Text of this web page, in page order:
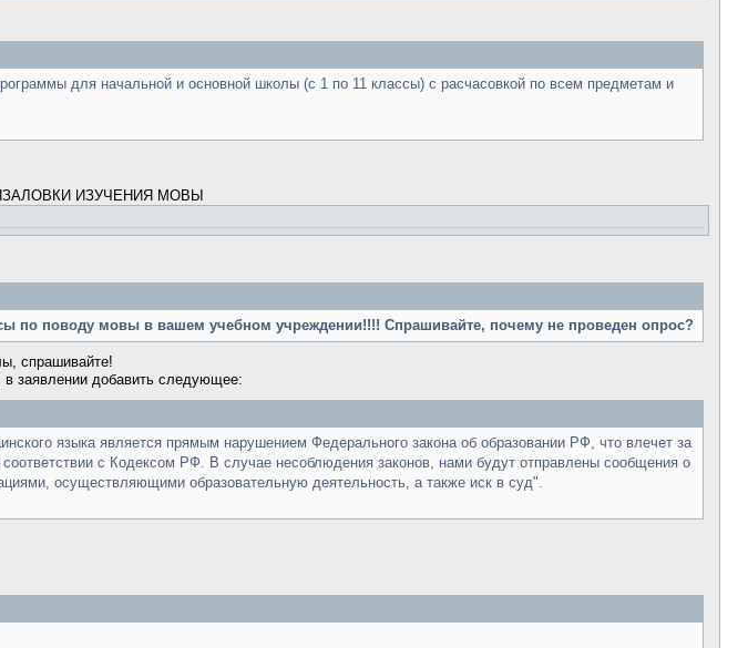
для начальной и основной школы (с 1 по 11 классы) с расчасовкой по всем предметам и
ИЗУЧЕНИЯ МОВЫ
по поводу мовы в вашем учебном учреждении!!!! Спрашивайте, почему не проведен опрос?
спрашивайте!
в заявлении добавить следующее:
языка является прямым нарушением Федерального закона об образовании РФ, что влечет за
с Кодексом РФ. В случае несоблюдения законов, нами будут отправлены сообщения о
осуществляющими образовательную деятельность, а также иск в суд".